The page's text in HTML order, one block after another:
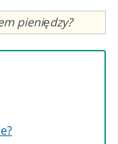
pieniędzy?